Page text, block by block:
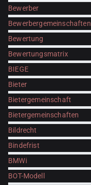
Bewerber
Bewerbergemeinschaften
Bewertung
Bewertungsmatrix
BIEGE
Bieter
Bietergemeinschaft
Bietergemeinschaften
Bildrecht
Bindefrist
BMWi
BOT-Modell